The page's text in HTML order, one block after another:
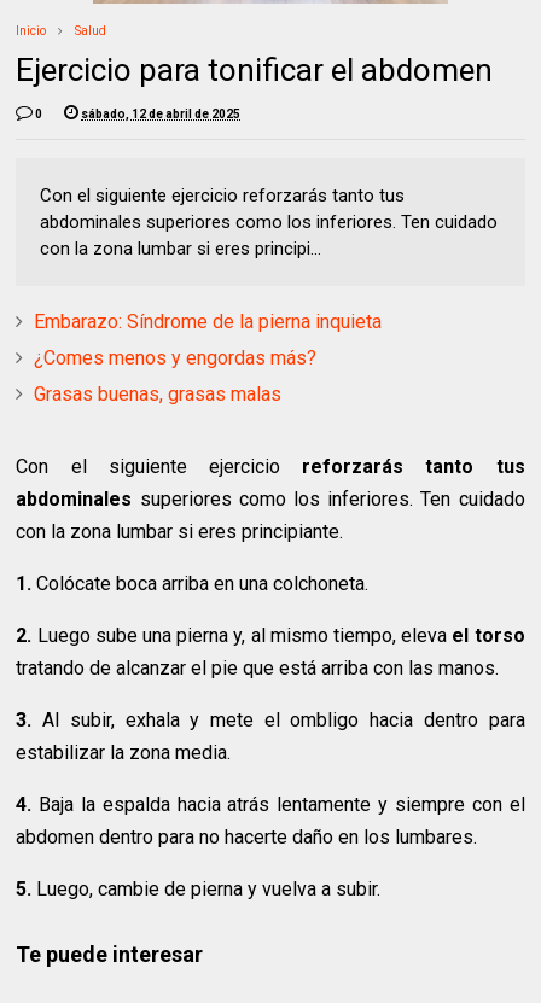
Inicio Salud
Ejercicio para tonificar el abdomen
0 sábado, 12 de abril de 2025
Con el siguiente ejercicio reforzarás tanto tus
abdominales superiores como los inferiores. Ten cuidado
con la zona lumbar si eres principi...
Embarazo: Síndrome de la pierna inquieta
¿Comes menos y engordas más?
Grasas buenas, grasas malas
Con el siguiente ejercicio reforzarás tanto tus
abdominales superiores como los inferiores. Ten cuidado
con la zona lumbar si eres principiante.
1. Colócate boca arriba en una colchoneta.
2. Luego sube una pierna y, al mismo tiempo, eleva el torso
tratando de alcanzar el pie que está arriba con las manos.
3. Al subir, exhala y mete el ombligo hacia dentro para
estabilizar la zona media.
4. Baja la espalda hacia atrás lentamente y siempre con el
abdomen dentro para no hacerte daño en los lumbares.
5. Luego, cambie de pierna y vuelva a subir.
Te puede interesar